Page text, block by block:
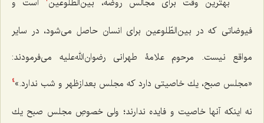
بهترین وقت برای مجالس روضه، بین‌الطّلوعین است و
فیوضاتی که در بین‌الطّلوعین برای انسان حاصل می‌شود، در سایر
مواقع نیست. مرحوم علامۀ طهرانی رضوان‌الله‌علیه می‌فرمودند:
«مجلس صبح، یك خاصیتی دارد كه مجلس بعدازظهر و شب ندارد.»4
نه اینكه آنها خاصیت و فایده ندارند؛ ولی خصوصِ مجلس صبح یك